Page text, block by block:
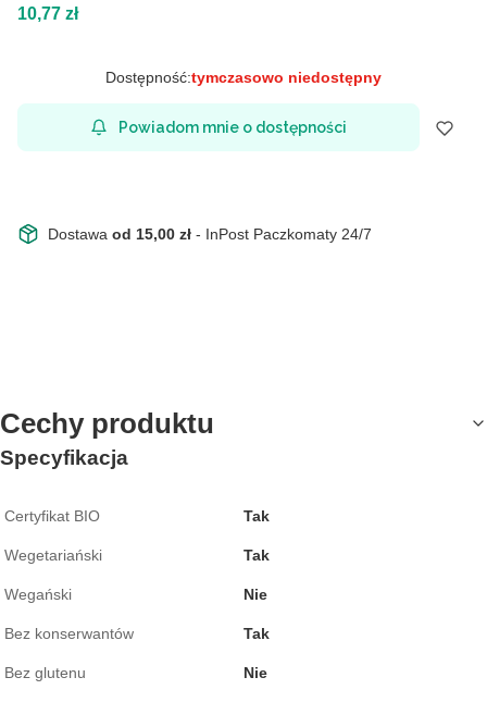
Cena
10,77 zł
Dostępność:tymczasowo niedostępny
Powiadom mnie o dostępności
Dostawa od 15,00 zł - InPost Paczkomaty 24/7
Cechy produktu
Specyfikacja
Certyfikat BIO Tak
Wegetariański Tak
Wegański Nie
Bez konserwantów Tak
Bez glutenu Nie